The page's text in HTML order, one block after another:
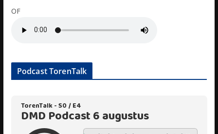
OF
Podcast TorenTalk